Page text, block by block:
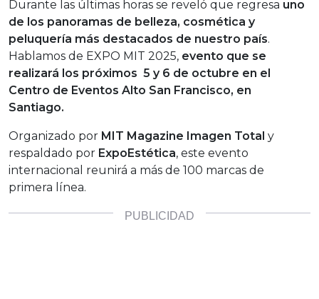
Durante las últimas horas se reveló que regresa uno
de los panoramas de belleza, cosmética y
peluquería más destacados de nuestro país.
Hablamos de EXPO MIT 2025, evento que se
realizará los próximos 5 y 6 de octubre en el
Centro de Eventos Alto San Francisco, en
Santiago.
Organizado por MIT Magazine Imagen Total y
respaldado por ExpoEstética, este evento
internacional reunirá a más de 100 marcas de
primera línea.